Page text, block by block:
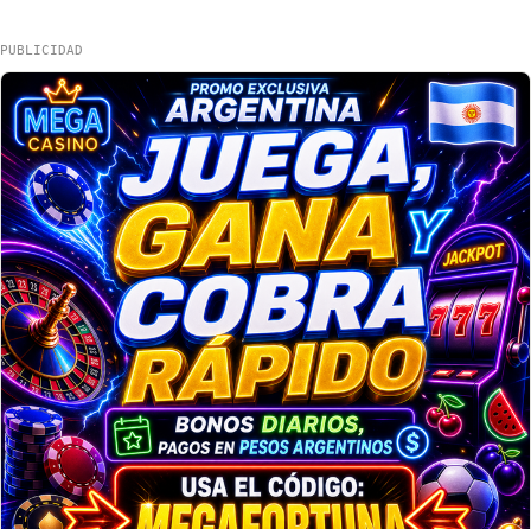
PUBLICIDAD